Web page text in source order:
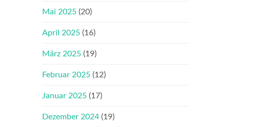
Mai 2025 (20)
April 2025 (16)
März 2025 (19)
Februar 2025 (12)
Januar 2025 (17)
Dezember 2024 (19)